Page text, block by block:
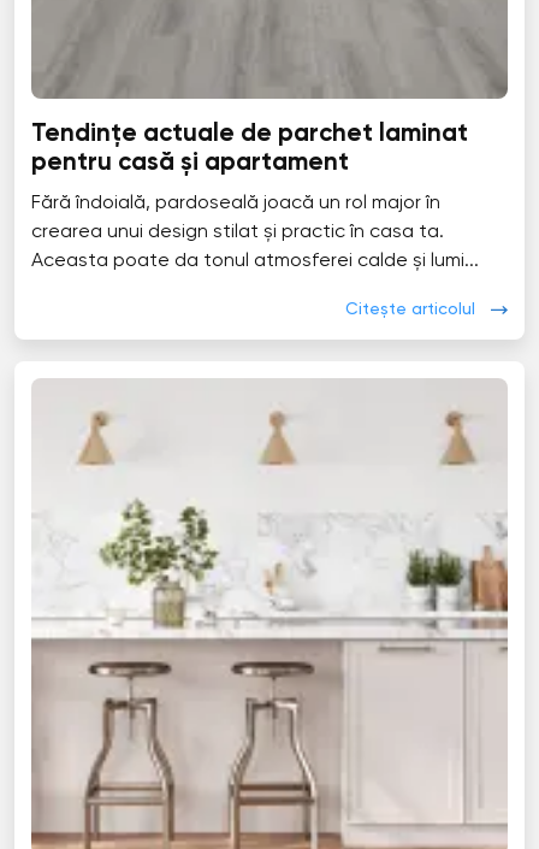
Tendințe actuale de parchet laminat
pentru casă și apartament
Fără îndoială, pardoseală joacă un rol major în
crearea unui design stilat și practic în casa ta.
Aceasta poate da tonul atmosferei calde și lumi...
Citește articolul